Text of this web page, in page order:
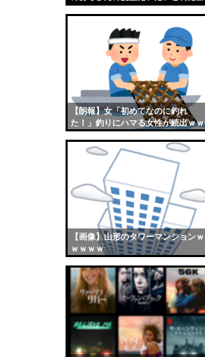
【朗報】女「初めてなのに釣れ
た！」釣りにハマる女性が続出ｗｗ
【画像】山形のタワーマンションｗ
ｗｗｗｗ